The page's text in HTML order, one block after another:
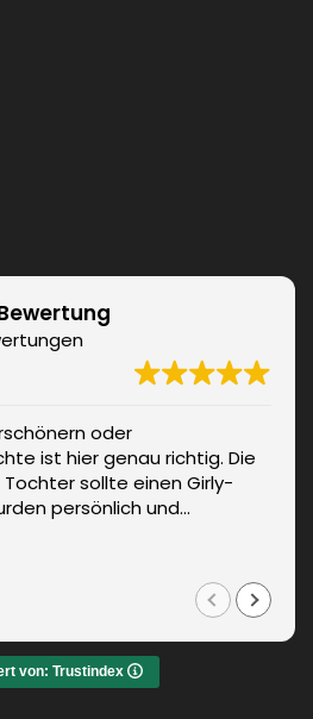
oder
ist hier genau richtig. Die
sollte einen Girly-
persönlich und
Änderungen waren auch kein
sofort umgesetzt.
Anbringen sind
Euro wert. Vielen Dank!
von: Trustindex